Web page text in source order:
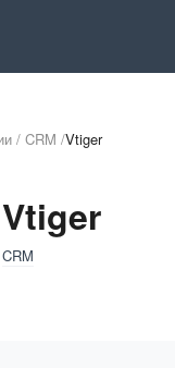
/ CRM /Vtiger
Vtiger
CRM